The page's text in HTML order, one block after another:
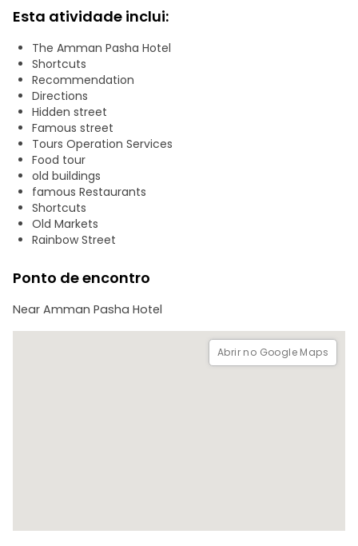
Sentirá como vivem os jordanos nesta grande cidade, e eu
partilharei consigo algumas recomendações sobre onde
pode comer e como ir facilmente a alguns locais (atalho).
Esta atividade inclui:
The Amman Pasha Hotel
Shortcuts
Recommendation
Directions
Hidden street
Famous street
Tours Operation Services
Food tour
old buildings
famous Restaurants
Shortcuts
Old Markets
Rainbow Street
Ponto de encontro
Near Amman Pasha Hotel
Abrir no Google Maps